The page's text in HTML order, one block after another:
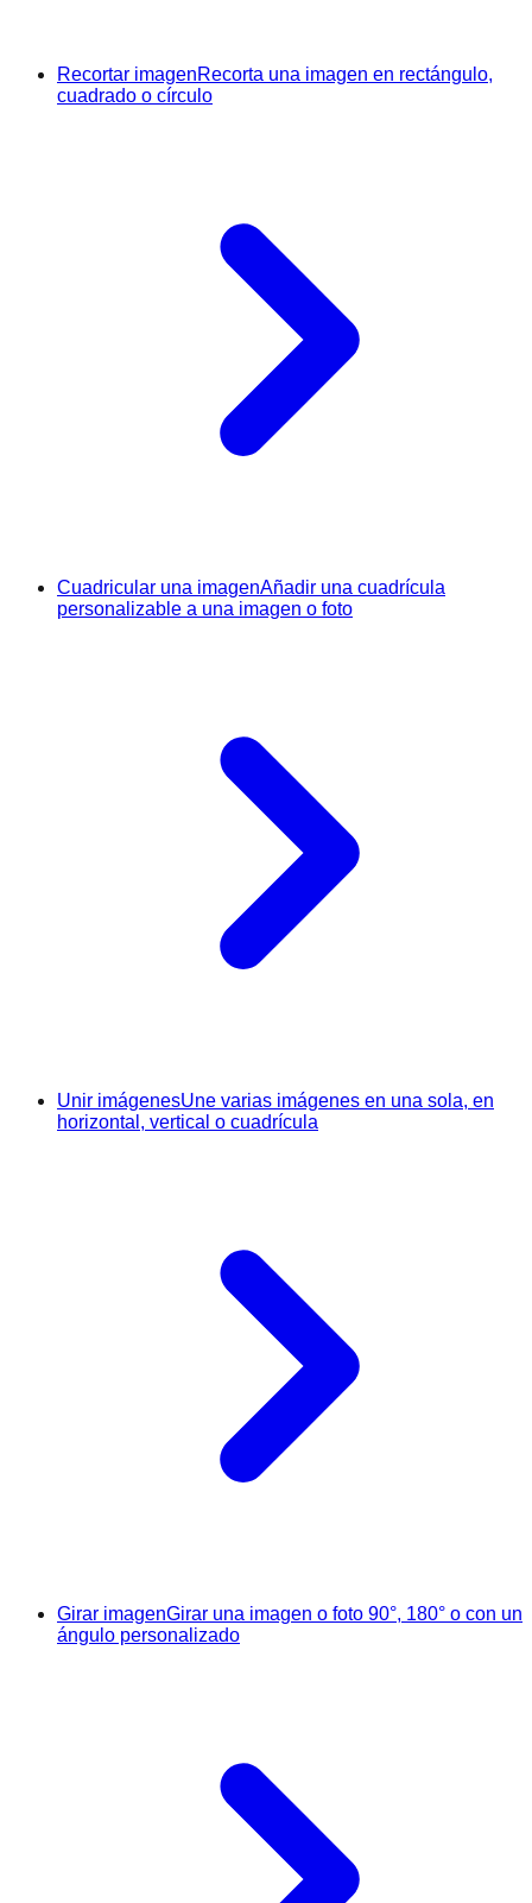
Recortar imagenRecorta una imagen en rectángulo,
cuadrado o círculo
Cuadricular una imagenAñadir una cuadrícula
personalizable a una imagen o foto
Unir imágenesUne varias imágenes en una sola, en
horizontal, vertical o cuadrícula
Girar imagenGirar una imagen o foto 90°, 180° o con un
ángulo personalizado